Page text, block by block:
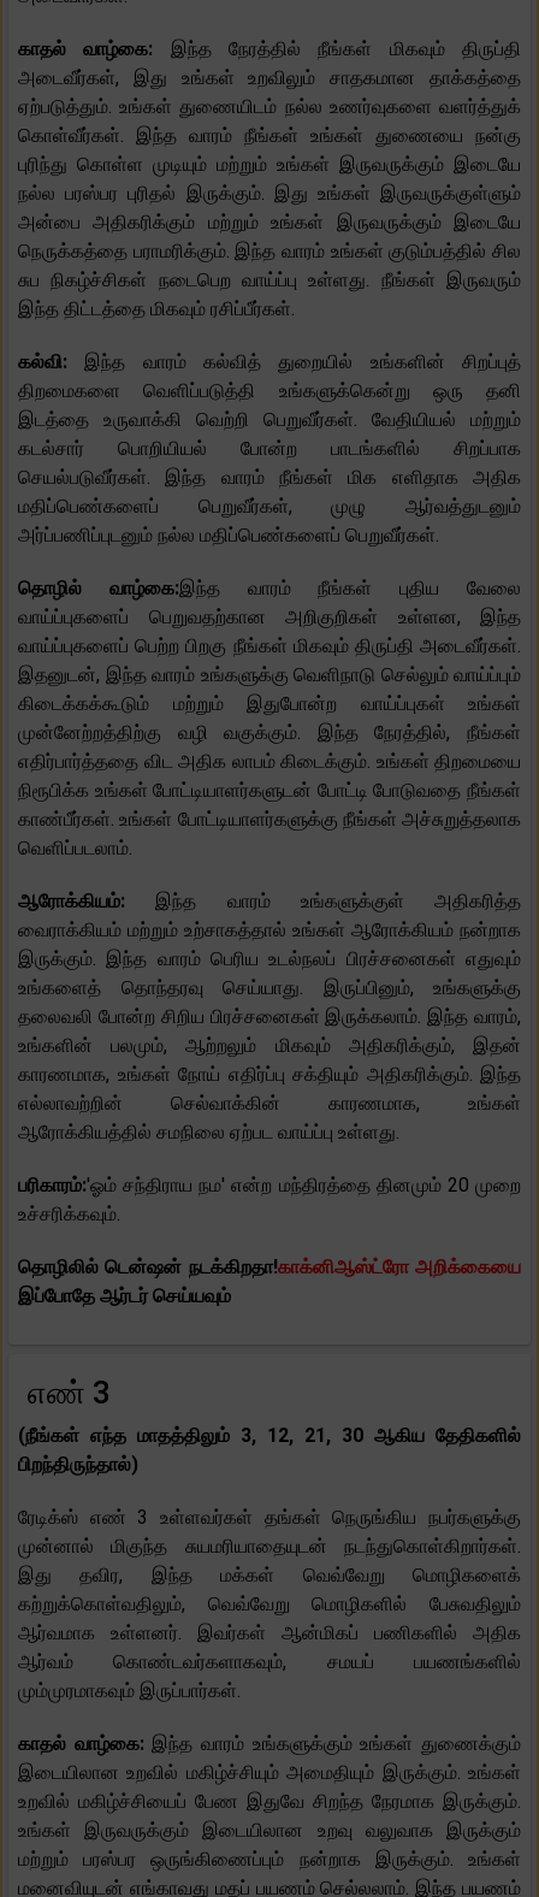
காதல் வாழ்கை: இந்த நேரத்தில் நீங்கள் மிகவும் திருப்தி
அடைவீர்கள், இது உங்கள் உறவிலும் சாதகமான தாக்கத்தை
ஏற்படுத்தும். உங்கள் துணையிடம் நல்ல உணர்வுகளை வளர்த்துக்
கொள்வீர்கள். இந்த வாரம் நீங்கள் உங்கள் துணையை நன்கு
புரிந்து கொள்ள முடியும் மற்றும் உங்கள் இருவருக்கும் இடையே
நல்ல பரஸ்பர புரிதல் இருக்கும். இது உங்கள் இருவருக்குள்ளும்
அன்பை அதிகரிக்கும் மற்றும் உங்கள் இருவருக்கும் இடையே
நெருக்கத்தை பராமரிக்கும். இந்த வாரம் உங்கள் குடும்பத்தில் சில
சுப நிகழ்ச்சிகள் நடைபெற வாய்ப்பு உள்ளது. நீங்கள் இருவரும்
இந்த திட்டத்தை மிகவும் ரசிப்பீர்கள்.
கல்வி: இந்த வாரம் கல்வித் துறையில் உங்களின் சிறப்புத்
திறமைகளை வெளிப்படுத்தி உங்களுக்கென்று ஒரு தனி
இடத்தை உருவாக்கி வெற்றி பெறுவீர்கள். வேதியியல் மற்றும்
கடல்சார் பொறியியல் போன்ற பாடங்களில் சிறப்பாக
செயல்படுவீர்கள். இந்த வாரம் நீங்கள் மிக எளிதாக அதிக
மதிப்பெண்களைப் பெறுவீர்கள், முழு ஆர்வத்துடனும்
அர்ப்பணிப்புடனும் நல்ல மதிப்பெண்களைப் பெறுவீர்கள்.
தொழில் வாழ்கை:இந்த வாரம் நீங்கள் புதிய வேலை
வாய்ப்புகளைப் பெறுவதற்கான அறிகுறிகள் உள்ளன, இந்த
வாய்ப்புகளைப் பெற்ற பிறகு நீங்கள் மிகவும் திருப்தி அடைவீர்கள்.
இதனுடன், இந்த வாரம் உங்களுக்கு வெளிநாடு செல்லும் வாய்ப்பும்
கிடைக்கக்கூடும் மற்றும் இதுபோன்ற வாய்ப்புகள் உங்கள்
முன்னேற்றத்திற்கு வழி வகுக்கும். இந்த நேரத்தில், நீங்கள்
எதிர்பார்த்ததை விட அதிக லாபம் கிடைக்கும். உங்கள் திறமையை
நிரூபிக்க உங்கள் போட்டியாளர்களுடன் போட்டி போடுவதை நீங்கள்
காண்பீர்கள். உங்கள் போட்டியாளர்களுக்கு நீங்கள் அச்சுறுத்தலாக
வெளிப்படலாம்.
ஆரோக்கியம்: இந்த வாரம் உங்களுக்குள் அதிகரித்த
வைராக்கியம் மற்றும் உற்சாகத்தால் உங்கள் ஆரோக்கியம் நன்றாக
இருக்கும். இந்த வாரம் பெரிய உடல்நலப் பிரச்சனைகள் எதுவும்
உங்களைத் தொந்தரவு செய்யாது. இருப்பினும், உங்களுக்கு
தலைவலி போன்ற சிறிய பிரச்சனைகள் இருக்கலாம். இந்த வாரம்,
உங்களின் பலமும், ஆற்றலும் மிகவும் அதிகரிக்கும், இதன்
காரணமாக, உங்கள் நோய் எதிர்ப்பு சக்தியும் அதிகரிக்கும். இந்த
எல்லாவற்றின் செல்வாக்கின் காரணமாக, உங்கள்
ஆரோக்கியத்தில் சமநிலை ஏற்பட வாய்ப்பு உள்ளது.
பரிகாரம்:'ஓம் சந்திராய நம' என்ற மந்திரத்தை தினமும் 20 முறை
உச்சரிக்கவும்.
தொழிலில் டென்ஷன் நடக்கிறதா!காக்னிஆஸ்ட்ரோ அறிக்கையை
இப்போதே ஆர்டர் செய்யவும்
எண் 3
(நீங்கள் எந்த மாதத்திலும் 3, 12, 21, 30 ஆகிய தேதிகளில்
பிறந்திருந்தால்)
ரேடிக்ஸ் எண் 3 உள்ளவர்கள் தங்கள் நெருங்கிய நபர்களுக்கு
முன்னால் மிகுந்த சுயமரியாதையுடன் நடந்துகொள்கிறார்கள்.
இது தவிர, இந்த மக்கள் வெவ்வேறு மொழிகளைக்
கற்றுக்கொள்வதிலும், வெவ்வேறு மொழிகளில் பேசுவதிலும்
ஆர்வமாக உள்ளனர். இவர்கள் ஆன்மிகப் பணிகளில் அதிக
ஆர்வம் கொண்டவர்களாகவும், சமயப் பயணங்களில்
மும்முரமாகவும் இருப்பார்கள்.
காதல் வாழ்கை: இந்த வாரம் உங்களுக்கும் உங்கள் துணைக்கும்
இடையிலான உறவில் மகிழ்ச்சியும் அமைதியும் இருக்கும். உங்கள்
உறவில் மகிழ்ச்சியைப் பேண இதுவே சிறந்த நேரமாக இருக்கும்.
உங்கள் இருவருக்கும் இடையிலான உறவு வலுவாக இருக்கும்
மற்றும் பரஸ்பர ஒருங்கிணைப்பும் நன்றாக இருக்கும். உங்கள்
மனைவியுடன் எங்காவது மதப் பயணம் செல்லலாம். இந்த பயணம்